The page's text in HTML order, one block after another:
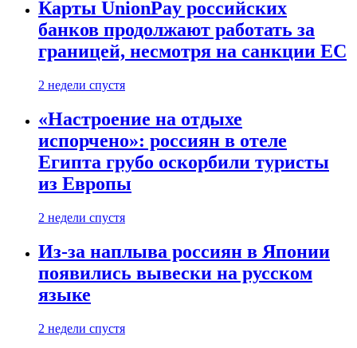
Карты UnionPay российских
банков продолжают работать за
границей, несмотря на санкции ЕС
2 недели спустя
«Настроение на отдыхе
испорчено»: россиян в отеле
Египта грубо оскорбили туристы
из Европы
2 недели спустя
Из-за наплыва россиян в Японии
появились вывески на русском
языке
2 недели спустя